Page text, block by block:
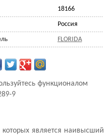
18166
Россия
FLORIDA
функционалом
9
является наивысший